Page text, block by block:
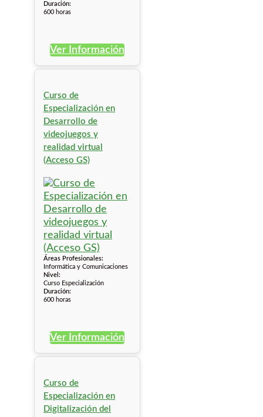
Duración:
600 horas
Ver Información
Curso de
Especialización en
Desarrollo de
videojuegos y
realidad virtual
(Acceso GS)
Áreas Profesionales:
Informática y Comunicaciones
Nivel:
Curso Especialización
Duración:
600 horas
Ver Información
Curso de
Especialización en
Digitalización del